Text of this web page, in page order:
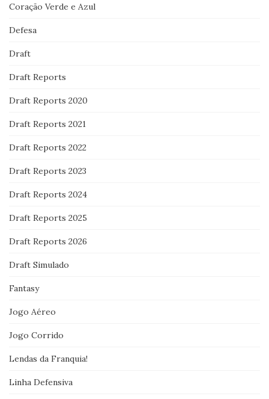
Coração Verde e Azul
Defesa
Draft
Draft Reports
Draft Reports 2020
Draft Reports 2021
Draft Reports 2022
Draft Reports 2023
Draft Reports 2024
Draft Reports 2025
Draft Reports 2026
Draft Simulado
Fantasy
Jogo Aéreo
Jogo Corrido
Lendas da Franquia!
Linha Defensiva